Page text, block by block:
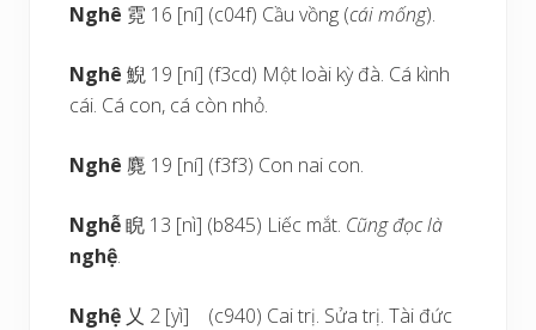
Nghê 霓 16 [ní] (c04f) Cầu vồng (cái mống).
Nghê 鯢 19 [ní] (f3cd) Một loài kỳ đà. Cá kình
cái. Cá con, cá còn nhỏ.
Nghê 麑 19 [ní] (f3f3) Con nai con.
Nghễ睨 13 [nì] (b845) Liếc mắt. Cũng đọc là
nghệ.
Nghệ 乂 2 [yì] (c940) Cai trị. Sửa trị. Tài đức